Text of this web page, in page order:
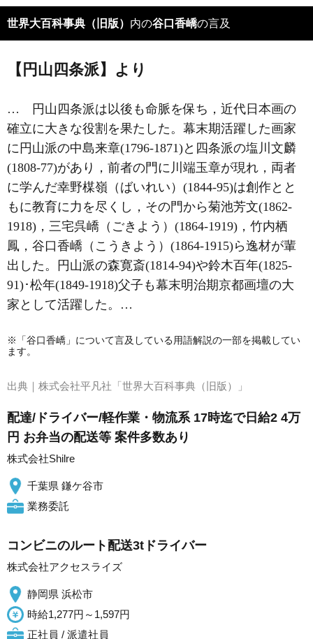
世界大百科事典（旧版） 内の谷口香嶠の言及
【円山四条派】より
… 円山四条派は以後も命脈を保ち，近代日本画の
確立に大きな役割を果たした。幕末期活躍した画家
に円山派の中島来章(1796‐1871)と四条派の塩川文麟
(1808‐77)があり，前者の門に 川端玉章が現れ，両者
に学んだ幸野楳嶺（ばいれい）(1844‐95)は創作とと
もに教育に力を尽くし，その門から菊池芳文(1862‐
1918)，三宅呉嶠（ごきよう）(1864‐1919)， 竹内栖
鳳 ，谷口香嶠（こうきよう）(1864‐1915)ら逸材が輩
出した。円山派の森寛斎(1814‐94)や鈴木百年(1825‐
91)･松年(1849‐1918)父子も幕末明治期京都画壇の大
家として活躍した。…
※「谷口香嶠」について言及している用語解説の一部を掲載してい
ます。
出典｜ 株式会社平凡社「世界大百科事典（旧版）」
配達/ドライバー/軽作業・物流系 17時迄で日給2 4万
円 お弁当の配送等 案件多数あり
株式会社Shilre
千葉県 鎌ケ谷市
業務委託
コンビニのルート配送3tドライバー
株式会社アクセスライズ
静岡県 浜松市
時給1,277円～1,597円
正社員 / 派遣社員